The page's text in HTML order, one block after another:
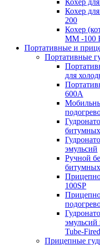
Кохер
Кохер
200
Кохер
MM -100
Портативные и
Портативные
для
600A
эмульсий
Ручной
100SP
эмульсий
Tube-
Прицепные